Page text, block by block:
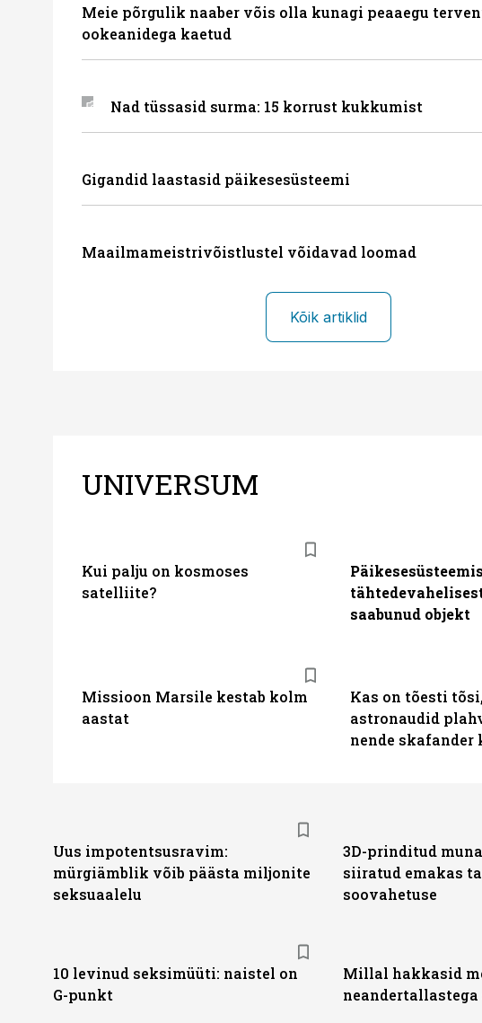
Meie põrgulik naaber võis olla kunagi peaaegu
ookeanidega kaetud
Nad tüssasid surma: 15 korrust kukkumist
Gigandid laastasid päikesesüsteemi
Maailmameistrivõistlustel võidavad loomad
Kõik artiklid
UNIVERSUM
Kui palju on kosmoses
satelliite?
saabunud objekt
Missioon Marsile kestab kolm
aastat
Kas on tõesti
astronaudid
nende skafander
Uus impotentsusravim:
mürgiämblik võib päästa miljonite
seksuaalelu
3D-prinditud
siiratud emakas
soovahetuse
10 levinud seksimüüti: naistel on
G-punkt
Millal hakkasid
neandertallastega